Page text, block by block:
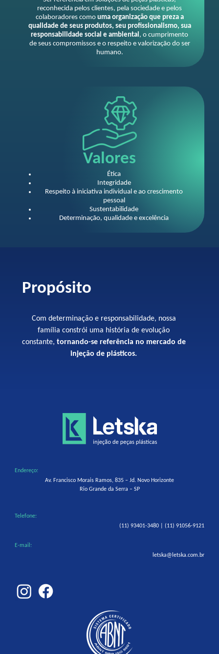
reconhecida pelos clientes, pela sociedade e pelos
colaboradores como uma organização que preza a
qualidade de seus produtos, seu profissionalismo, sua
responsabilidade social e ambiental, o cumprimento
de seus compromissos e o respeito e valorização do ser
humano.
Valores
Ética
Integridade
Respeito à iniciativa individual e ao crescimento
pessoal
Sustentabilidade
Determinação, qualidade e excelência
Propósito
Com determinação e responsabilidade, nossa
família constrói uma história de evolução
constante, tornando-se referência no mercado de
injeção de plásticos.
Endereço:
Av. Francisco Morais Ramos, 835 – Jd. Novo Horizonte
Rio Grande da Serra – SP
Telefone:
(11) 93401-3480 | (11) 91056-9121
E-mail:
letska@letska.com.br